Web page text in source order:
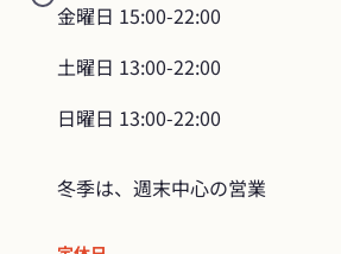
金曜日 15:00-22:00
土曜日 13:00-22:00
日曜日 13:00-22:00
冬季は、週末中心の営業